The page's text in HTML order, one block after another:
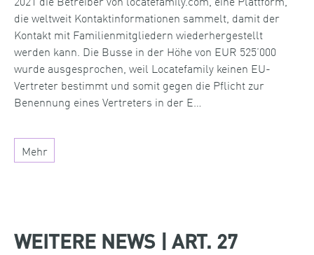
die weltweit Kontaktinformationen sammelt, damit der
Kontakt mit Familienmitgliedern wiederhergestellt
werden kann. Die Busse in der Höhe von EUR 525’000
wurde ausgesprochen, weil Locatefamily keinen EU-
Vertreter bestimmt und somit gegen die Pflicht zur
Benennung eines Vertreters in der E…
Mehr
WEITERE NEWS | ART. 27